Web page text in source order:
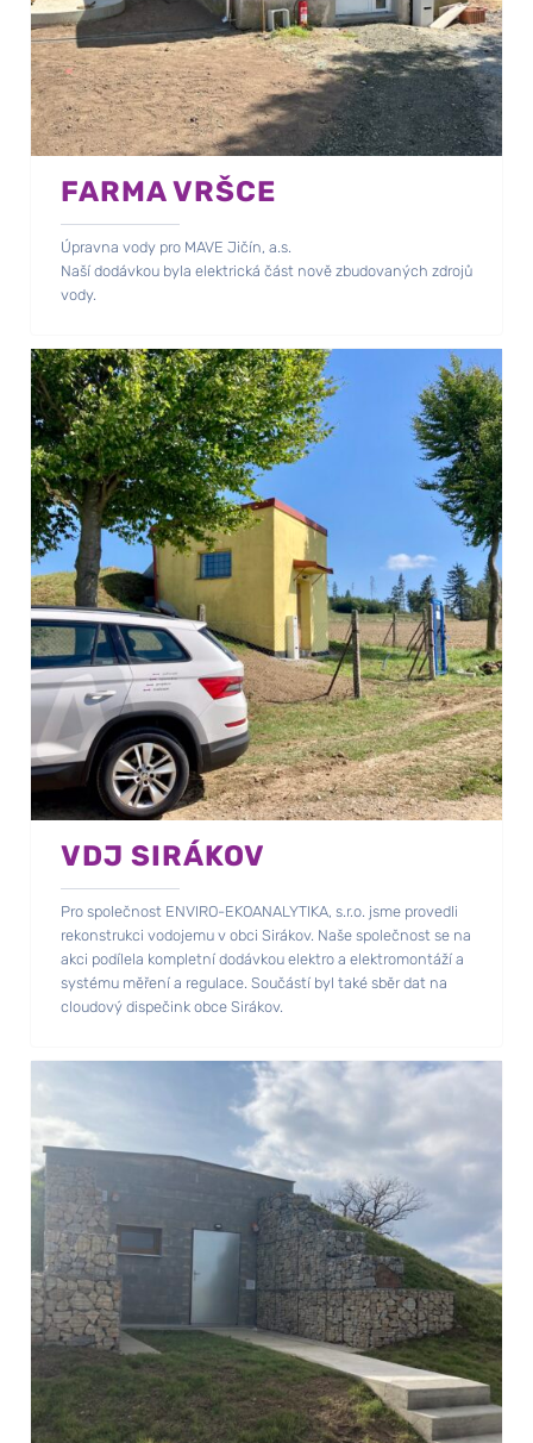
FARMA VRŠCE
Úpravna vody pro MAVE Jičín, a.s.
Naší dodávkou byla elektrická část nově zbudovaných zdrojů
vody.
VDJ SIRÁKOV
Pro společnost ENVIRO-EKOANALYTIKA, s.r.o. jsme provedli
rekonstrukci vodojemu v obci Sirákov. Naše společnost se na
akci podílela kompletní dodávkou elektro a elektromontáží a
systému měření a regulace. Součástí byl také sběr dat na
cloudový dispečink obce Sirákov.